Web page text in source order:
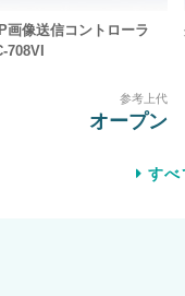
画像送信コントローラ
708VI
参考上代
オープン
すべ